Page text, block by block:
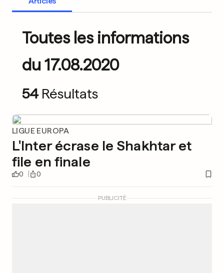
Toutes les informations
du 17.08.2020
54 Résultats
LIGUE EUROPA
L'Inter écrase le Shakhtar et
file en finale
0 0
PUBLICITÉ